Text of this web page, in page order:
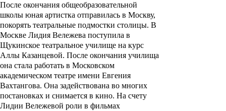
После окончания общеобразовательной
школы юная артистка отправилась в Москву,
покорять театральные подмостки столицы. В
Москве Лидия Вележева поступила в
Щукинское театральное училище на курс
Аллы Казанцевой. После окончания училища
она стала работать в Московском
академическом театре имени Евгения
Вахтангова. Она задействована во многих
постановках и снимается в кино. На счету
Лидии Вележевой роли в фильмах